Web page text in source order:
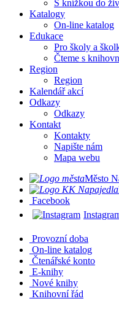
S knížkou do
Katalogy
On-line katalog
Edukace
Pro školy a
Čteme s
Region
Region
Kalendář akcí
Odkazy
Odkazy
Kontakt
Kontakty
Napište nám
Mapa webu
Město
Facebook
Provozní doba
On-line katalog
Čtenářské konto
E-knihy
Nové knihy
Knihovní řád